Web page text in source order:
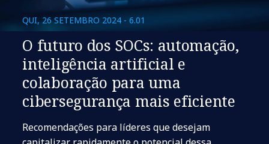
QUI, 26 SETEMBRO 2024 - 6.01
O futuro dos SOCs: automação,
inteligência artificial e
colaboração para uma
cibersegurança mais eficiente
Recomendações para líderes que desejam